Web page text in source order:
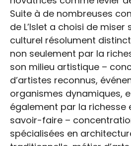
Suite à de nombreuses
de L’Islet a choisi de
culturel résolument
non seulement par la
son milieu artistique –
d’artistes reconnus,
organismes dynamiques,
également par la richesse
savoir-faire –
spécialisées en